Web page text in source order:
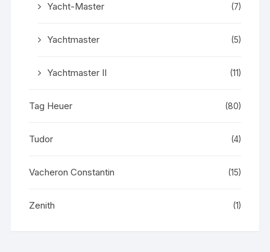
Yacht-Master (7)
Yachtmaster (5)
Yachtmaster II (11)
Tag Heuer (80)
Tudor (4)
Vacheron Constantin (15)
Zenith (1)